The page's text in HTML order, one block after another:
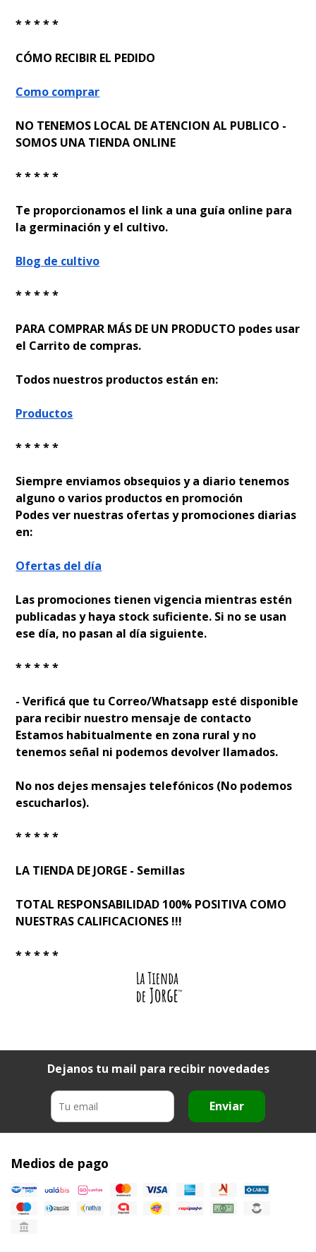
* * * * *
CÓMO RECIBIR EL PEDIDO
Como comprar
NO TENEMOS LOCAL DE ATENCION AL PUBLICO -
SOMOS UNA TIENDA ONLINE
* * * * *
Te proporcionamos el link a una guía online para
la germinación y el cultivo.
Blog de cultivo
* * * * *
PARA COMPRAR MÁS DE UN PRODUCTO podes usar
el Carrito de compras.
Todos nuestros productos están en:
Productos
* * * * *
Siempre enviamos obsequios y a diario tenemos
alguno o varios productos en promoción
Podes ver nuestras ofertas y promociones diarias
en:
Ofertas del día
Las promociones tienen vigencia mientras estén
publicadas y haya stock suficiente. Si no se usan
ese día, no pasan al día siguiente.
* * * * *
- Verificá que tu Correo/Whatsapp esté disponible
para recibir nuestro mensaje de contacto
Estamos habitualmente en zona rural y no
tenemos señal ni podemos devolver llamados.
No nos dejes mensajes telefónicos (No podemos
escucharlos).
* * * * *
LA TIENDA DE JORGE - Semillas
TOTAL RESPONSABILIDAD 100% POSITIVA COMO
NUESTRAS CALIFICACIONES !!!
* * * * *
Dejanos tu mail para recibir novedades
Enviar
Medios de pago